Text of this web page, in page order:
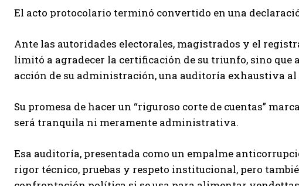
El acto protocolario terminó convertido en una
Ante las autoridades electorales, magistrados y el
limitó a agradecer la certificación de su triunfo, sino que
acción de su administración, una auditoría exhaustiva
Su promesa de hacer un “riguroso corte de cuentas”
será tranquila ni meramente administrativa.
Esa auditoría, presentada como un empalme
rigor técnico, pruebas y respeto institucional, pero